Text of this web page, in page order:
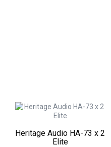
Heritage Audio HA-73 x 2
Elite